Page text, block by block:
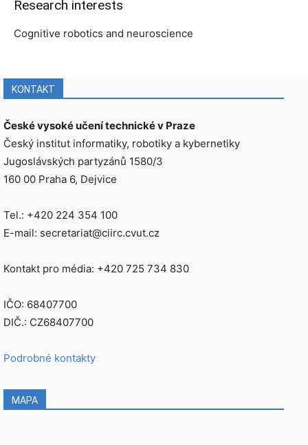
Research interests
Cognitive robotics and neuroscience
KONTAKT
České vysoké učení technické v Praze
Český institut informatiky, robotiky a kybernetiky
Jugoslávských partyzánů 1580/3
160 00 Praha 6, Dejvice
Tel.: +420 224 354 100
E-mail: secretariat@ciirc.cvut.cz
Kontakt pro média: +420 725 734 830
IČO: 68407700
DIČ.: CZ68407700
Podrobné kontakty
MAPA